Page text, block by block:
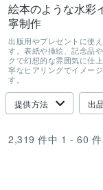
絵本のような水彩
寧制作
出版用やプレゼントに使
す。表紙や挿絵、記念品
クで幻想的な雰囲気に仕
寧なヒアリングでイメー
す。
提供方法 出
2,319 件中 1 - 60